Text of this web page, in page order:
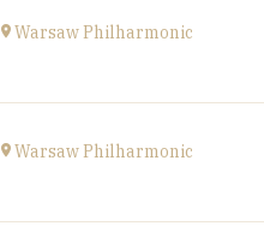
Warsaw Philharmonic
at20H00
Warsaw Philharmonic